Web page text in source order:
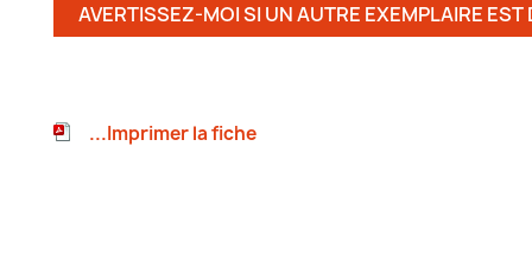
AVERTISSEZ-MOI SI UN AUTRE EXEMPLAIRE EST
...Imprimer la fiche